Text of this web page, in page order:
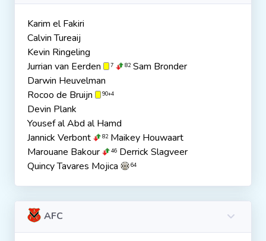
Karim el Fakiri
Calvin Tureaij
Kevin Ringeling
Jurrian van Eerden
7 82 Sam Bronder
Darwin Heuvelman
Rocoo de Bruijn
90+4
Devin Plank
Yousef al Abd al Hamd
Jannick Verbont
82 Maikey Houwaart
Marouane Bakour
46 Derrick Slagveer
Quincy Tavares Mojica
64
AFC